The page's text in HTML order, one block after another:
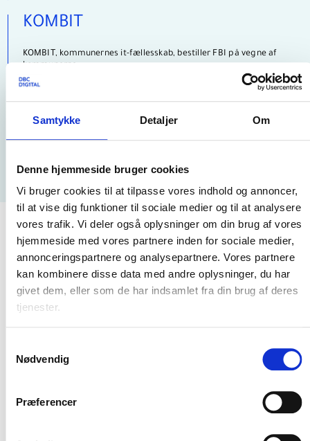
Samtykke Detaljer Om
Denne hjemmeside bruger cookies
Vi bruger cookies til at tilpasse vores indhold og annoncer,
til at vise dig funktioner til sociale medier og til at analysere
vores trafik. Vi deler også oplysninger om din brug af vores
hjemmeside med vores partnere inden for sociale medier,
annonceringspartnere og analysepartnere. Vores partnere
kan kombinere disse data med andre oplysninger, du har
givet dem, eller som de har indsamlet fra din brug af deres
tjenester.
Nødvendig
Præferencer
KOMBIT
KOMBIT, kommunernes it-fællesskab, bestiller FBI på vegne af
kommunerne.
DBC DIGITAL, som ejes af KL, udvikler, driver og vedligeholder
FBI.
Hvis du vil vide mere
Hvem har adgang til FBI?
Hvad koster det at få adgang til FBI?
Er kommunerne forpligtede til at lave FBI?